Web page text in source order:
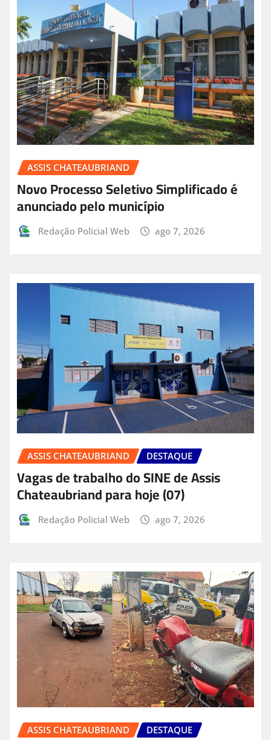
ASSIS CHATEAUBRIAND
Novo Processo Seletivo Simplificado é
anunciado pelo município
Redação Policial Web ago 7, 2026
ASSIS CHATEAUBRIAND DESTAQUE
Vagas de trabalho do SINE de Assis
Chateaubriand para hoje (07)
Redação Policial Web ago 7, 2026
ASSIS CHATEAUBRIAND DESTAQUE